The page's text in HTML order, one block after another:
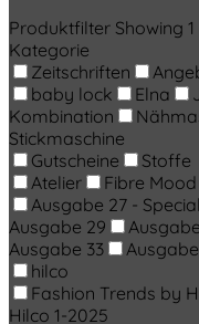
Produktfilter Showing
Kategorie
Zeitschriften
baby lock
Elna
Kombination
Stickmaschine
Gutscheine
Stoffe
Atelier
Fibre Mood
Ausgabe 27 -
Ausgabe 29
Ausgabe 33
hilco
Fashion Trends by
Hilco 1-2025